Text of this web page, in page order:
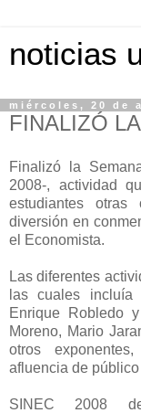
noticias
miércoles, 20 de
FINALIZÓ
Finalizó la
2008-, actividad
estudiantes
diversión en
el Economista.
Las diferentes
las cuales incluía
Enrique Robledo
Moreno, Mario
otros
afluencia de
SINEC 2008